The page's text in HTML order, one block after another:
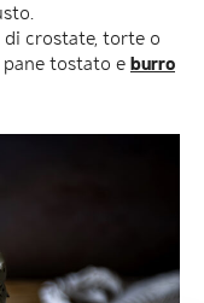
crostate, torte o
pane tostato e burro